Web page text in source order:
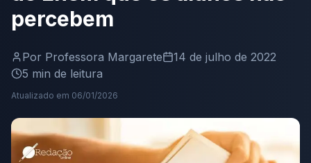
percebem
Por Professora Margarete
14 de julho de 2022
5 min de leitura
Atualizado em 06/01/2026